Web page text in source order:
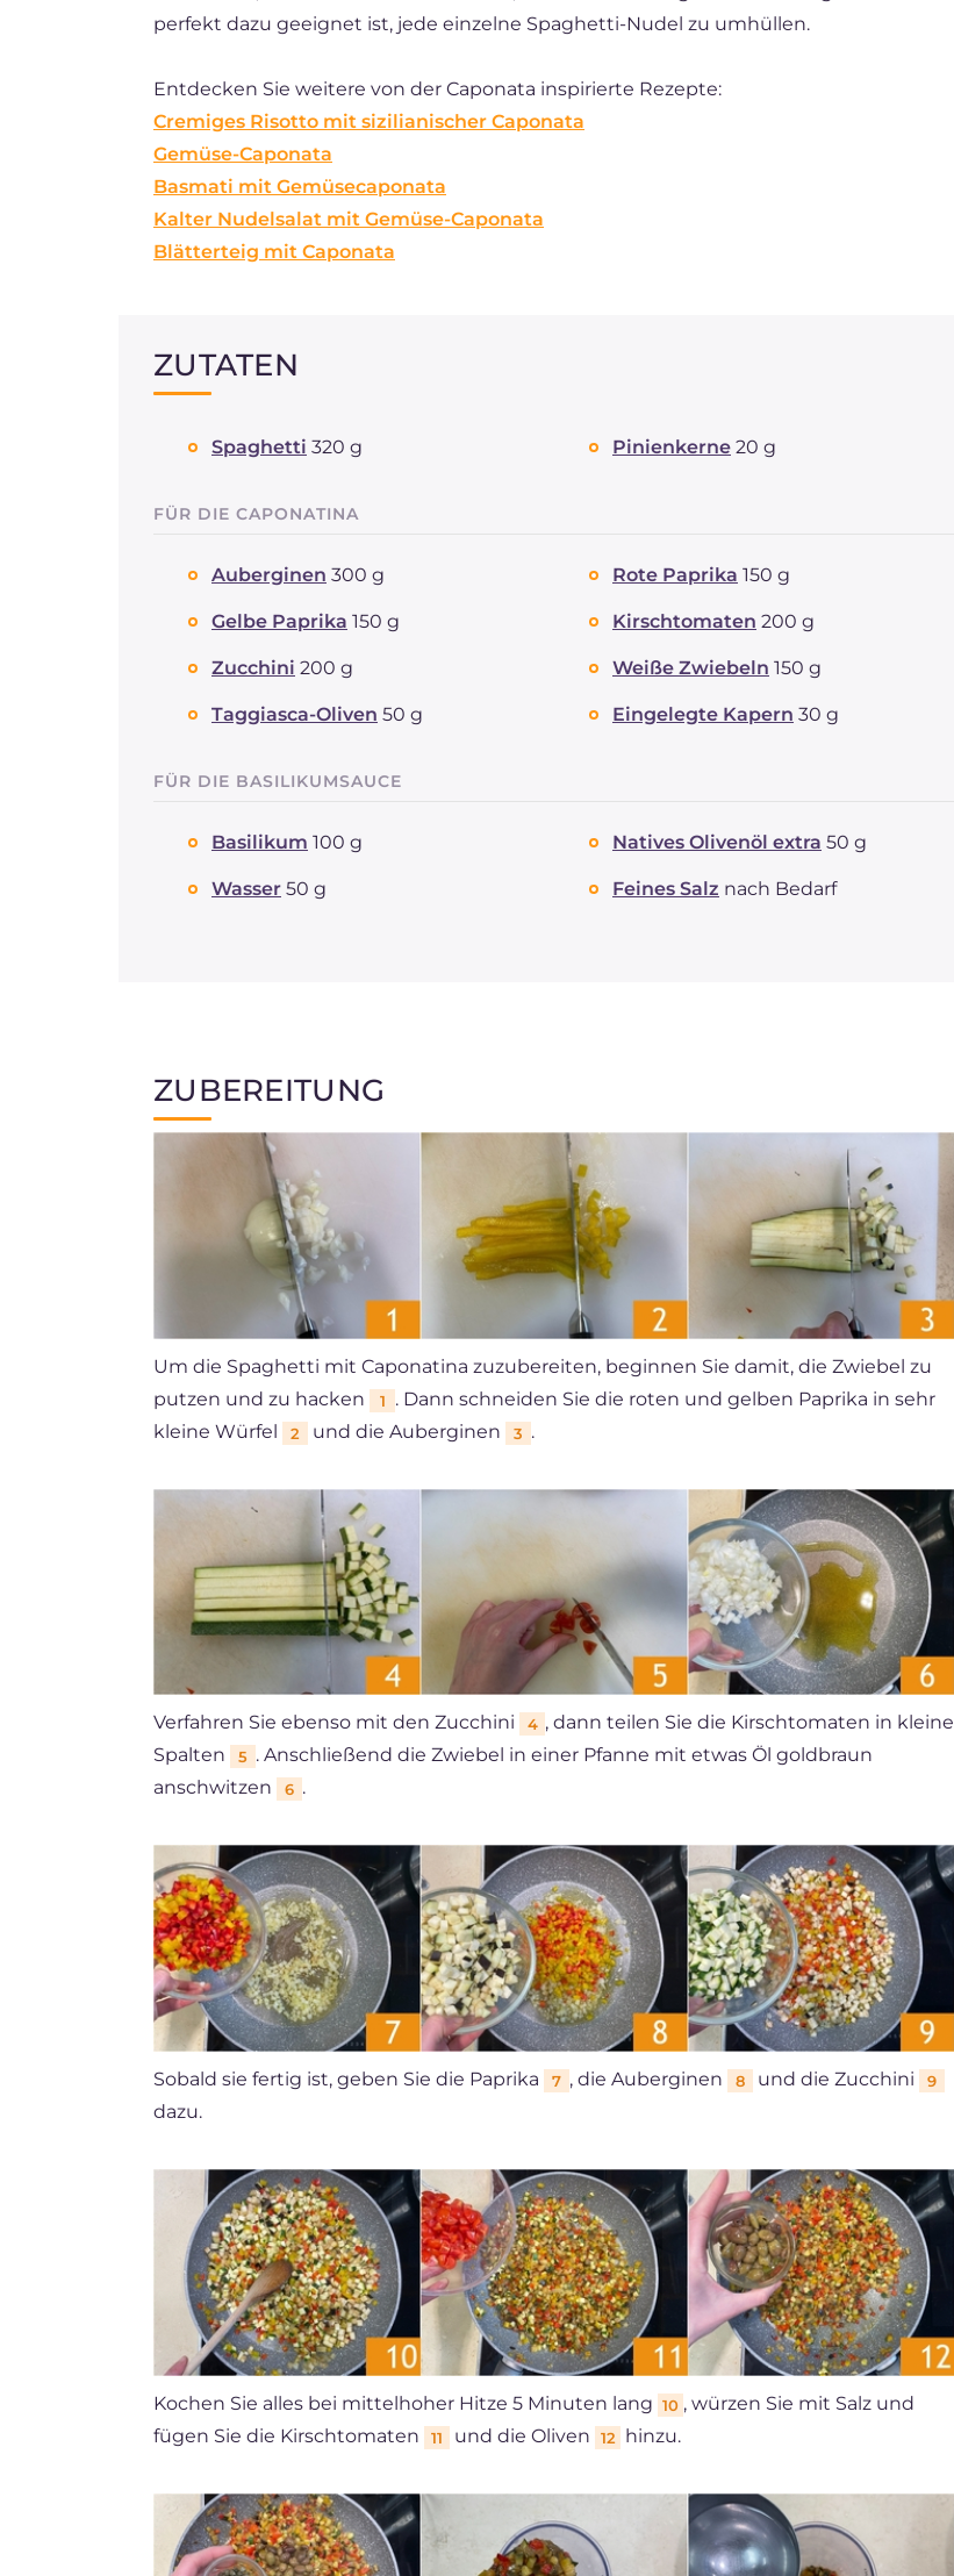
perfekt dazu geeignet ist, jede einzelne Spaghetti-Nudel zu umhüllen.
Entdecken Sie weitere von der Caponata inspirierte Rezepte:
Cremiges Risotto mit sizilianischer Caponata
Gemüse-Caponata
Basmati mit Gemüsecaponata
Kalter Nudelsalat mit Gemüse-Caponata
Blätterteig mit Caponata
ZUTATEN
Spaghetti 320 g Pinienkerne 20 g
FÜR DIE CAPONATINA
Auberginen 300 g Rote Paprika 150 g
Gelbe Paprika 150 g Kirschtomaten 200 g
Zucchini 200 g Weiße Zwiebeln 150 g
Taggiasca-Oliven 50 g Eingelegte Kapern 30 g
FÜR DIE BASILIKUMSAUCE
Basilikum 100 g Natives Olivenöl extra 50 g
Wasser 50 g Feines Salz nach Bedarf
ZUBEREITUNG
Um die Spaghetti mit Caponatina zuzubereiten, beginnen Sie damit, die Zwiebel zu
putzen und zu hacken
1
. Dann schneiden Sie die roten und gelben Paprika in sehr
kleine Würfel
2 und die Auberginen 3 .
Verfahren Sie ebenso mit den Zucchini 4 , dann teilen Sie die Kirschtomaten in kleine
Spalten
5 . Anschließend die Zwiebel in einer Pfanne mit etwas Öl goldbraun
anschwitzen
6 .
Sobald sie fertig ist, geben Sie die Paprika 7 , die Auberginen 8 und die Zucchini 9
dazu.
Kochen Sie alles bei mittelhoher Hitze 5 Minuten lang 10 , würzen Sie mit Salz und
fügen Sie die Kirschtomaten
11 und die Oliven 12 hinzu.